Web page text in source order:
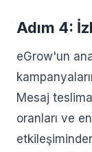
Adım 4:
eGrow'un
Mesaj
oranları ve